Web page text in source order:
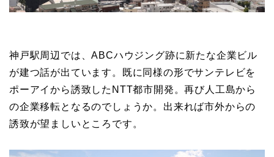
神戸駅周辺では、ABCハウジング跡に新たな企業ビル
が建つ話が出ています。既に同様の形でサンテレビを
ポーアイから誘致したNTT都市開発。再び人工島から
の企業移転となるのでしょうか。出来れば市外からの
誘致が望ましいところです。